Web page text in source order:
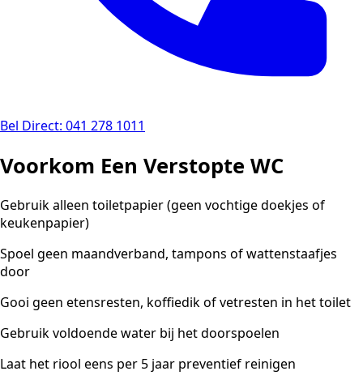
Bel Direct: 041 278 1011
Voorkom Een Verstopte WC
Gebruik alleen toiletpapier (geen vochtige doekjes of
keukenpapier)
Spoel geen maandverband, tampons of wattenstaafjes
door
Gooi geen etensresten, koffiedik of vetresten in het toilet
Gebruik voldoende water bij het doorspoelen
Laat het riool eens per 5 jaar preventief reinigen